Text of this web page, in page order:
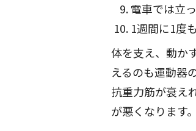
電車では立
1週間に1度
体を支え、動か
えるのも運動器
抗重力筋が衰え
が悪くなります。